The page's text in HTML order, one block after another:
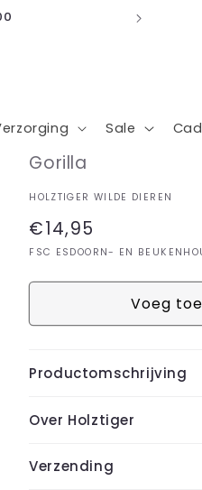
Sale
Gorilla
HOLZTIGER WILDE DIEREN
Normale
prijs
€14,95
FSC ESDOORN- EN
Voeg
Productomschrijving
Over Holztiger
Verzending